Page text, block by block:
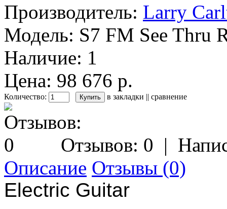
Производитель: Larry
Модель: S7 FM See Thru
Наличие: 1
Цена: 98 676 р.
Количество: в закладки || сравнение
Отзывов: 0 |
Описание Отзывы (0)
Electric Guitar